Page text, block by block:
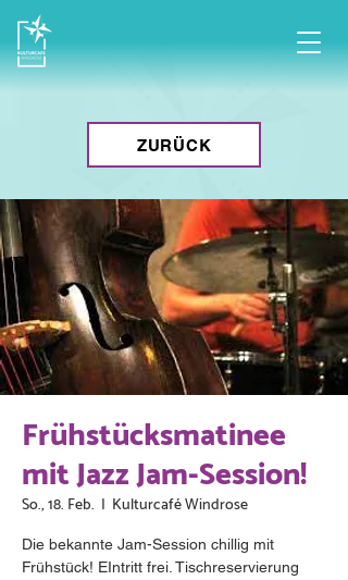
ZURÜCK
Frühstücksmatinee
mit Jazz Jam-Session!
So., 18. Feb.
  |
Kulturcafé Windrose
Die bekannte Jam-Session chillig mit
Frühstück! EIntritt frei. Tischreservierung